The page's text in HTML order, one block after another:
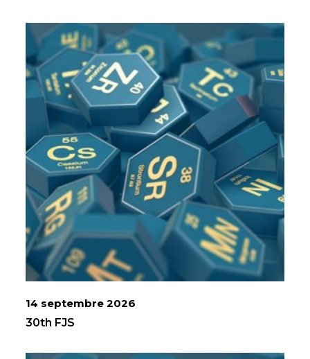
14 septembre 2026
30th FJS